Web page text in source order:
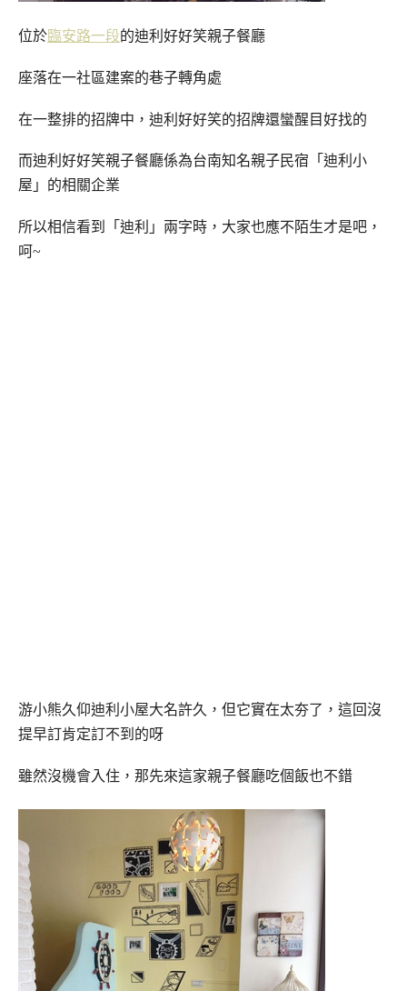
位於臨安路一段的迪利好好笑親子餐廳
座落在一社區建案的巷子轉角處
在一整排的招牌中，迪利好好笑的招牌還蠻醒目好找的
而迪利好好笑親子餐廳係為台南知名親子民宿「迪利小
屋」的相關企業
所以相信看到「迪利」兩字時，大家也應不陌生才是吧，
呵~
游小熊久仰迪利小屋大名許久，但它實在太夯了，這回沒
提早訂肯定訂不到的呀
雖然沒機會入住，那先來這家親子餐廳吃個飯也不錯